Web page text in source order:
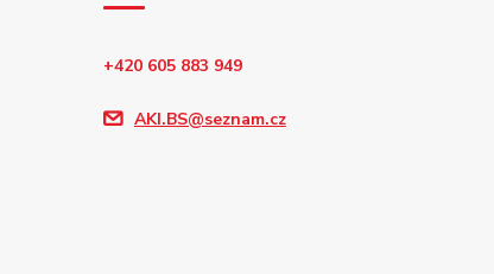
+420 605 883 949
AKI.BS@seznam.cz